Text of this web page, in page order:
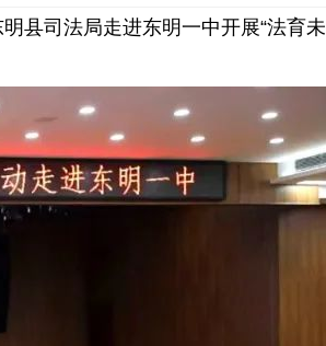
县司法局走进东明一中开展“法育未